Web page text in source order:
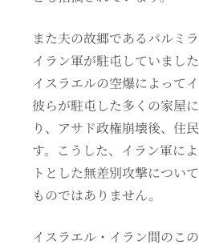
また夫の故郷であるパルミ
イラン軍が駐屯していまし
イスラエルの空爆によって
彼らが駐屯した多くの家屋
り、アサド政権崩壊後、住
す。こうした、イラン軍に
トとした無差別攻撃につい
ものではありません。
イスラエル・イラン間のこ